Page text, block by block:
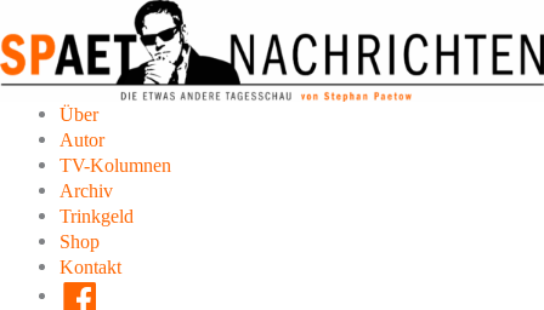
Inhalt
springen
Über
Autor
TV-Kolumnen
Archiv
Trinkgeld
Shop
Kontakt